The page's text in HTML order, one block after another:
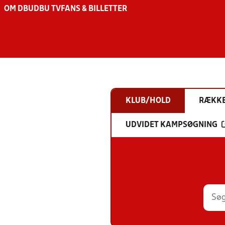
OM DBU DBU TV FANS & BILLETTER
KLUB/HOLD
UDVIDET KAMPSØGNING